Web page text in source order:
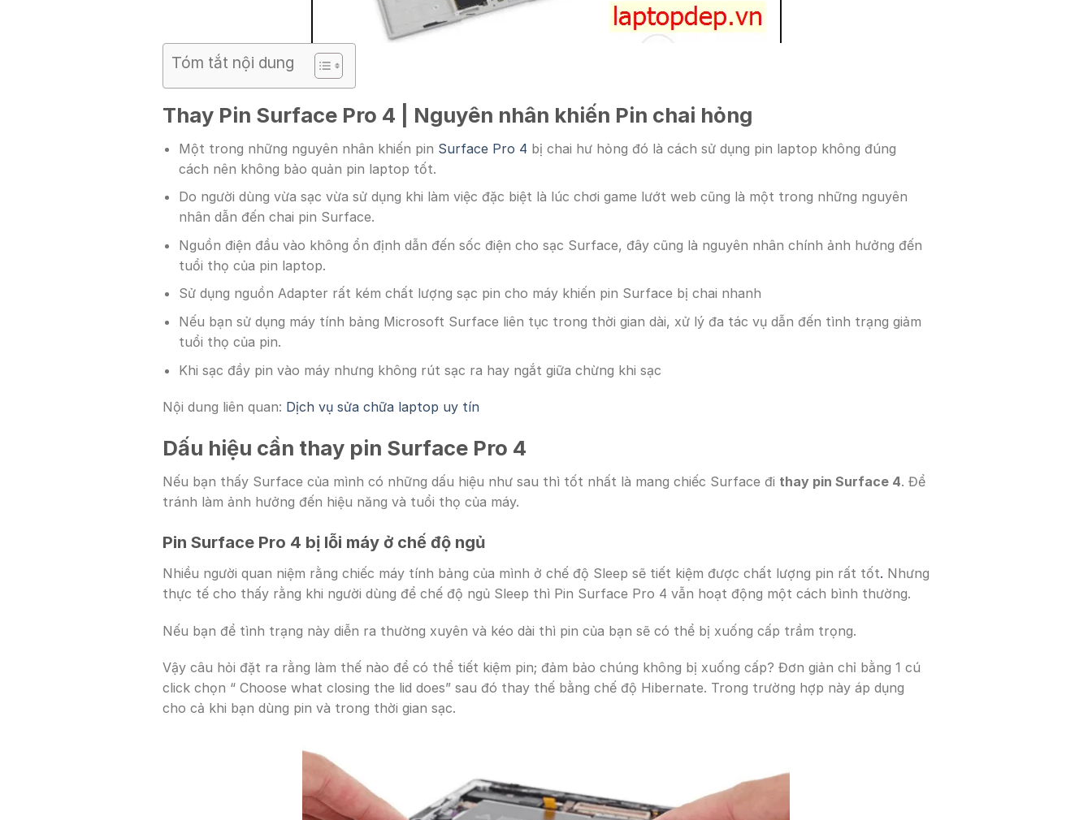
Tóm tắt nội dung
Thay Pin Surface Pro 4 | Nguyên nhân khiến Pin chai hỏng
Một trong những nguyên nhân khiến pin Surface Pro 4 bị chai hư hỏng đó là cách sử dụng pin laptop không đúng
cách nên không bảo quản pin laptop tốt.
Do người dùng vừa sạc vừa sử dụng khi làm việc đặc biệt là lúc chơi game lướt web cũng là một trong những nguyên
nhân dẫn đến chai pin Surface.
Nguồn điện đầu vào không ổn định dẫn đến sốc điện cho sạc Surface, đây cũng là nguyên nhân chính ảnh hưởng đến
tuổi thọ của pin laptop.
Sử dụng nguồn Adapter rất kém chất lượng sạc pin cho máy khiến pin Surface bị chai nhanh
Nếu bạn sử dụng máy tính bảng Microsoft Surface liên tục trong thời gian dài, xử lý đa tác vụ dẫn đến tình trạng giảm
tuổi thọ của pin.
Khi sạc đầy pin vào máy nhưng không rút sạc ra hay ngắt giữa chừng khi sạc
Nội dung liên quan: Dịch vụ sửa chữa laptop uy tín
Dấu hiệu cần thay pin Surface Pro 4
Nếu bạn thấy Surface của mình có những dấu hiệu như sau thì tốt nhất là mang chiếc Surface đi thay pin Surface 4. Để
tránh làm ảnh hưởng đến hiệu năng và tuổi thọ của máy.
Pin Surface Pro 4 bị lỗi máy ở chế độ ngủ
Nhiều người quan niệm rằng chiếc máy tính bảng của mình ở chế độ Sleep sẽ tiết kiệm được chất lượng pin rất tốt. Nhưng
thực tế cho thấy rằng khi người dùng để chế độ ngủ Sleep thì Pin Surface Pro 4 vẫn hoạt động một cách bình thường.
Nếu bạn để tình trạng này diễn ra thường xuyên và kéo dài thì pin của bạn sẽ có thể bị xuống cấp trầm trọng.
Vậy câu hỏi đặt ra rằng làm thế nào để có thể tiết kiệm pin; đảm bảo chúng không bị xuống cấp? Đơn giản chỉ bằng 1 cú
click chọn “ Choose what closing the lid does” sau đó thay thế bằng chế độ Hibernate. Trong trường hợp này áp dụng
cho cả khi bạn dùng pin và trong thời gian sạc.